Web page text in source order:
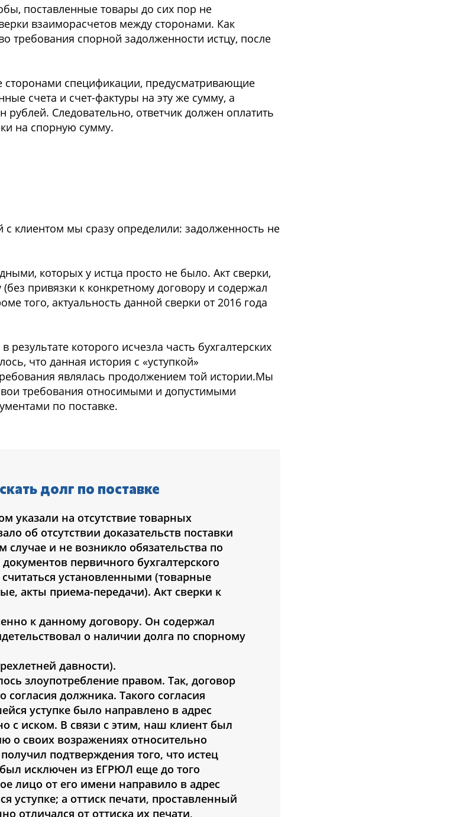
поставленные товары до сих пор не
взаиморасчетов между сторонами. Как
требования спорной задолженности истцу, после
спецификации, предусматривающие
счета и счет-фактуры на эту же сумму, а
Следовательно, ответчик должен оплатить
на спорную сумму.
клиентом мы сразу определили: задолженность не
которых у истца просто не было. Акт сверки,
привязки к конкретному договору и содержал
того, актуальность данной сверки от 2016 года
которого исчезла часть бухгалтерских
что данная история с «уступкой»
являлась продолжением той истории.Мы
требования относимыми и допустимыми
по поставке.
долг по поставке
указали на отсутствие товарных
об отсутствии доказательств поставки
случае и не возникло обязательства по
первичного бухгалтерского
считаться установленными (товарные
акты приема-передачи). Акт сверки к
к данному договору. Он содержал
о наличии долга по спорному
давности).
злоупотребление правом. Так, договор
согласия должника. Такого согласия
уступке было направлено в адрес
с иском. В связи с этим, наш клиент был
о своих возражениях относительно
подтверждения того, что истец
исключен из ЕГРЮЛ еще до того
лицо от его имени направило в адрес
уступке; а оттиск печати, проставленный
отличался от оттиска их печати,